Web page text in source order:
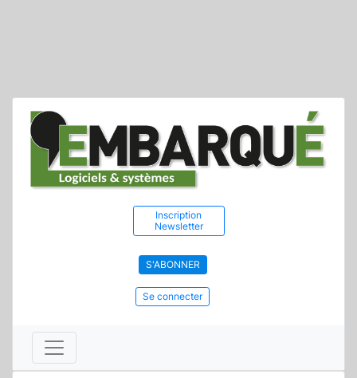
Inscription
Newsletter
S'ABONNER
Se connecter